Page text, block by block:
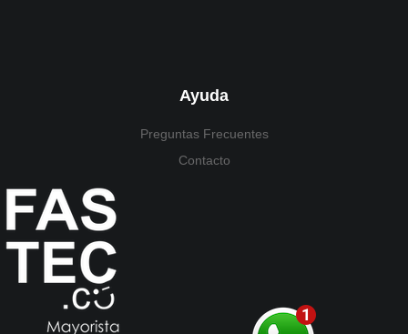
Ayuda
Preguntas Frecuentes
Contacto